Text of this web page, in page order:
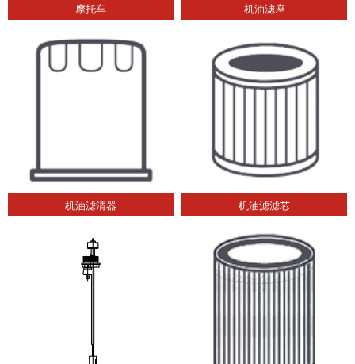
摩托车 机油滤座
机油滤清器 机油滤滤芯